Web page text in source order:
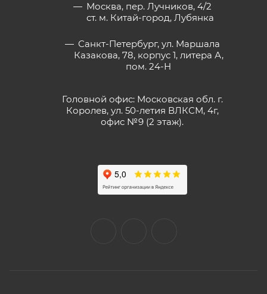
Москва, пер. Лучников, 4/2
ст. м. Китай-город, Лубянка
Санкт-Петербург, ул. Маршала
Казакова, 78, корпус 1, литера А,
пом. 24-Н
Головной офис: Московская обл. г.
Королев, ул. 50-летия ВЛКСМ, 4г,
офис №9 (2 этаж).